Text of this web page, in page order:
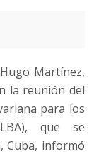
Martínez,
la reunión del
para los
que se
Cuba, informó